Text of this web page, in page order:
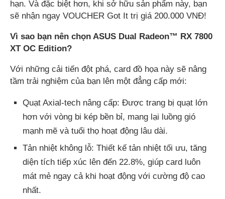
hạn. Và đặc biệt hơn, khi sở hữu sản phẩm này, bạn
sẽ nhận ngay VOUCHER Got It trị giá 200.000 VNĐ!
Vì sao bạn nên chọn ASUS Dual Radeon™ RX 7800
XT OC Edition?
Với những cải tiến đột phá, card đồ họa này sẽ nâng
tầm trải nghiệm của bạn lên một đẳng cấp mới:
Quạt Axial-tech nâng cấp: Được trang bị quạt lớn
hơn với vòng bi kép bền bỉ, mang lại luồng gió
mạnh mẽ và tuổi thọ hoạt động lâu dài.
Tản nhiệt không lỗ: Thiết kế tản nhiệt tối ưu, tăng
diện tích tiếp xúc lên đến 22.8%, giúp card luôn
mát mẻ ngay cả khi hoạt động với cường độ cao
nhất.